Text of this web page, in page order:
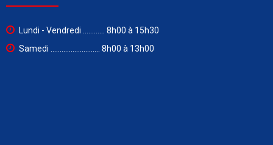
Lundi - Vendredi ............ 8h00 à 15h30
Samedi ........................... 8h00 à 13h00